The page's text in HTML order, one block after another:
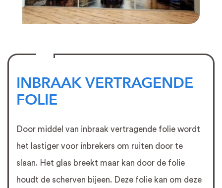
INBRAAK VERTRAGENDE
FOLIE
Door middel van inbraak vertragende folie wordt
het lastiger voor inbrekers om ruiten door te
slaan. Het glas breekt maar kan door de folie
houdt de scherven bijeen. Deze folie kan om deze